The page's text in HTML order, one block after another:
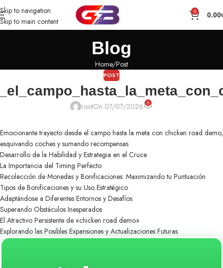
Skip to navigation
Skip to main content
0 0.00
Blog
Home Post
POST
rootOn 07/07/2026 0
Emocionante trayecto desde el campo hasta la meta con chicken road demo,
esquivando coches y sumando recompensas
Desarrollo de la Habilidad y Estrategia en el Cruce
La Importancia del Timing Perfecto
Recolección de Monedas y Bonificaciones: Maximizando tu Puntuación
Tipos de Bonificaciones y su Uso Estratégico
Adaptándose a Diferentes Entornos y Desafíos
Superando Obstáculos Inesperados
El Atractivo Persistente de «chicken road demo»
Explorando las Posibles Expansiones y Actualizaciones Futuras